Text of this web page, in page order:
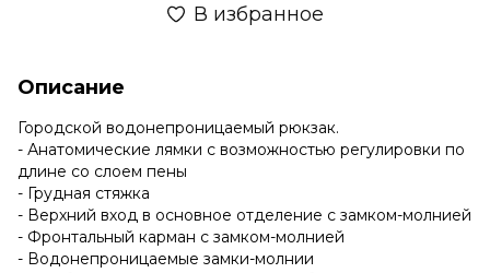
В избранное
Описание
Городской водонепроницаемый рюкзак.
- Анатомические лямки с возможностью регулировки по
длине со слоем пены
- Грудная стяжка
- Верхний вход в основное отделение с замком-молнией
- Фронтальный карман с замком-молнией
- Водонепроницаемые замки-молнии